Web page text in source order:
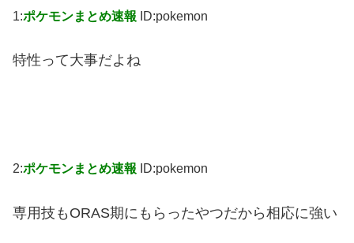
1:ポケモンまとめ速報 ID:pokemon
特性って大事だよね
2:ポケモンまとめ速報 ID:pokemon
専用技もORAS期にもらったやつだから相応に強い